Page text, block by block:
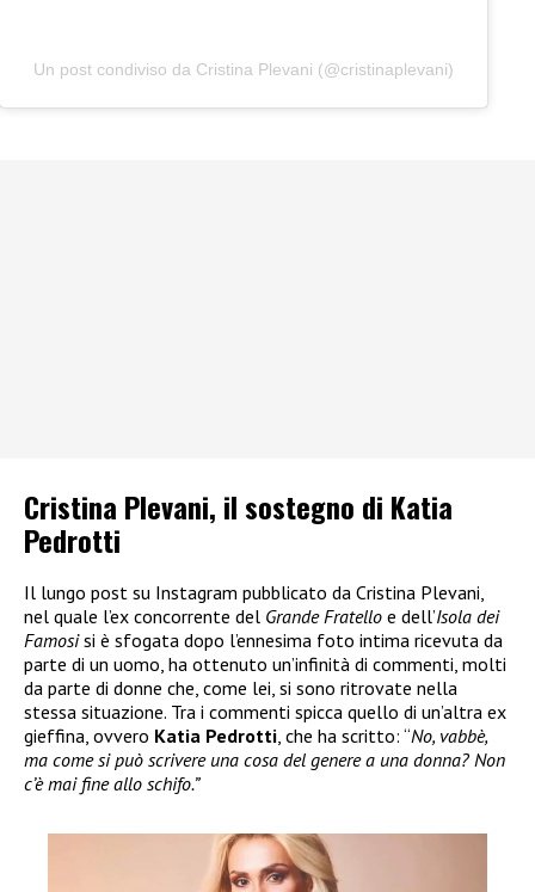
Un post condiviso da Cristina Plevani (@cristinaplevani)
Cristina Plevani, il sostegno di Katia
Pedrotti
Il lungo post su Instagram pubblicato da Cristina Plevani,
nel quale l’ex concorrente del Grande Fratello e dell’Isola dei
Famosisi è sfogata dopo l’ennesima foto intima ricevuta da
parte di un uomo, ha ottenuto un’infinità di commenti, molti
da parte di donne che, come lei, si sono ritrovate nella
stessa situazione. Tra i commenti spicca quello di un’altra ex
gieffina, ovvero Katia Pedrotti, che ha scritto: “No, vabbè,
ma come si può scrivere una cosa del genere a una donna? Non
c’è mai fine allo schifo.”